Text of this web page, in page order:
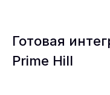
Готовая
Prime Hill